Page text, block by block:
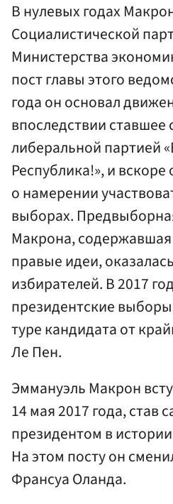
В нулевых годах
Социалистической
Министерства
пост главы этого
года он основал
впоследствии ставшее
либеральной партией
Республика!», и вскоре
о намерении
выборах.
Макрона, содержавшая
правые идеи,
избирателей. В 2017
президентские
туре кандидата от
Ле Пен.
Эммануэль Макрон
14 мая 2017 года,
президентом в
На этом посту он
Франсуа Оланда.